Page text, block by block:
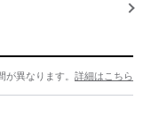
が異なります。 詳細はこちら